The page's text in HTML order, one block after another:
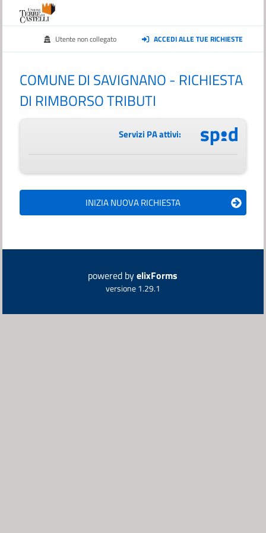
Utente non collegato ACCEDI ALLE TUE RICHIESTE
COMUNE DI SAVIGNANO - RICHIESTA
DI RIMBORSO TRIBUTI
Servizi PA attivi:
powered byelixForms
versione 1.29.1